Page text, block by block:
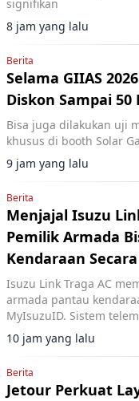
signifikan
8 jam yang lalu
Berita
Selama GIIAS
Diskon Sampai 50
Bisa juga dilakukan uji
khusus di booth Solar
9 jam yang lalu
Berita
Menjajal Isuzu
Pemilik Armada
Kendaraan
Isuzu Link Traga AC
armada pantau
MyIsuzuID. Sistem
kecepatan, dan
10 jam yang lalu
Berita
Jetour Perkuat